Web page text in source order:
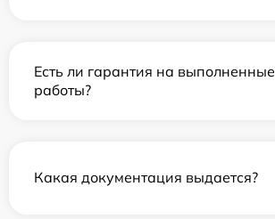
Есть ли гарантия на выполненные
работы?
Какая документация выдается?